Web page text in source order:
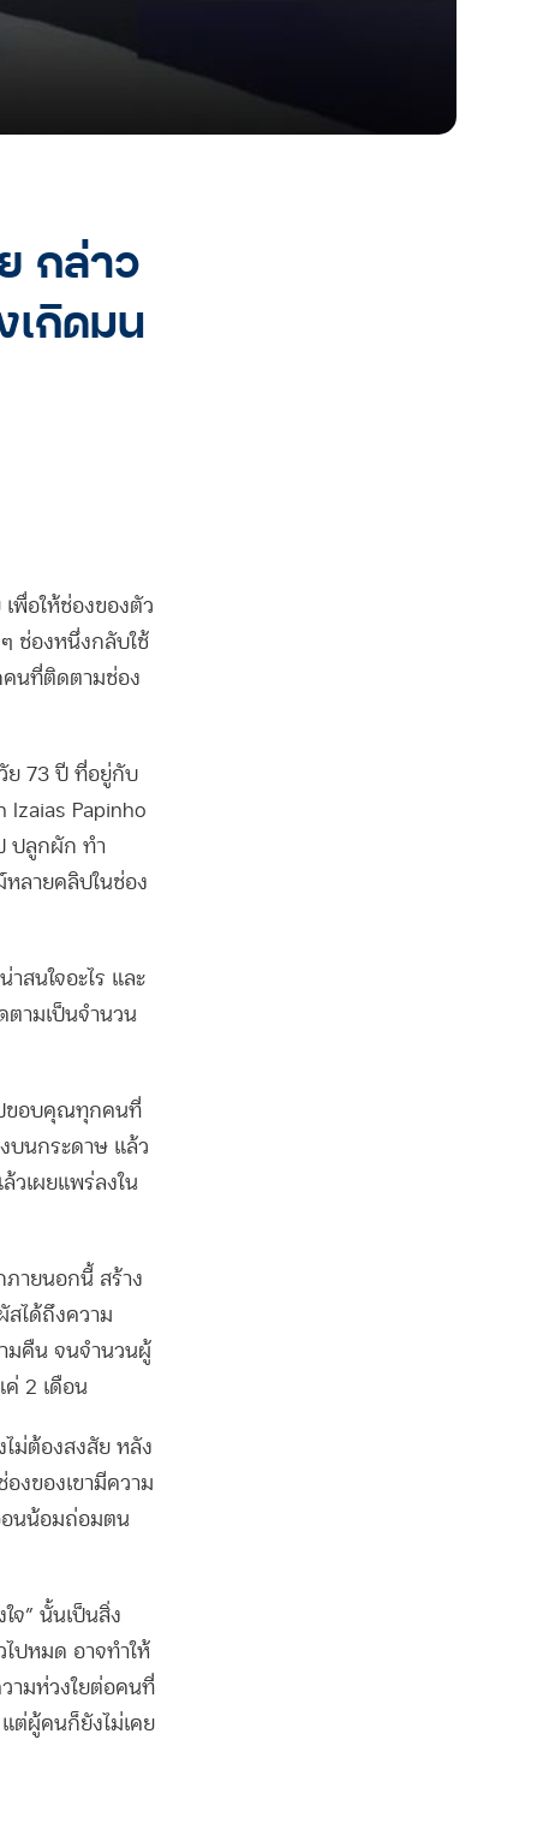
กล่าว
กิดมน
เพื่อให้ช่องของตัว
ช่องหนึ่งกลับใช้
คนที่ติดตามช่อง
ย 73 ปี ที่อยู่กับ
Izaias Papinho
ปลูกผัก ทำ
หลายคลิปในช่อง
สนใจอะไร และ
ตามเป็นจำนวน
ขอบคุณทุกคนที่
บนกระดาษ แล้ว
วเผยแพร่ลงใน
ภายนอกนี้ สร้าง
สได้ถึงความ
มคืน จนจำนวนผู้
ค่ 2 เดือน
ม่ต้องสงสัย หลัง
งของเขามีความ
อนน้อมถ่อมตน
จ” นั้นเป็นสิ่ง
ไปหมด อาจทำให้
วามห่วงใยต่อคนที่
ต่ผู้คนก็ยังไม่เคย